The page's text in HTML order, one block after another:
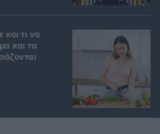
και τι να
και τα